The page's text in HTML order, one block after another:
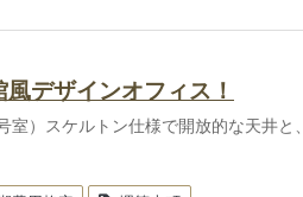
デザインオフィス！
）スケルトン仕様で開放的な天井と、